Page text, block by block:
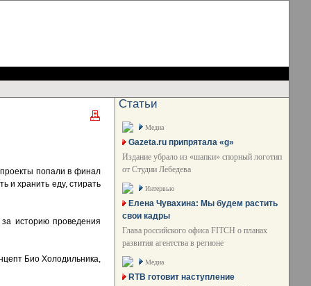
попали в финал
и хранить еду, стирать
историю проведения
Био Холодильника,
Статьи
Медиа
Gazeta.ru припрятала «g»
Издание убрало из «шапки» спорный логотип
от Студии Лебедева
Интервью
Елена Чувахина: Мы будем растить
свои кадры
Глава российского офиса FITCH о планах
развития агентства в регионе
Медиа
RTB готовит наступление